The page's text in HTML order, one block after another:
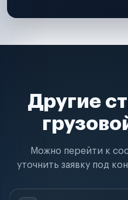
Другие
Можно перейти к
уточнить заявку под